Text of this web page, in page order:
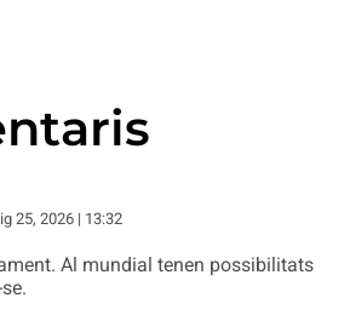
25, 2026 | 13:32
Al mundial tenen possibilitats